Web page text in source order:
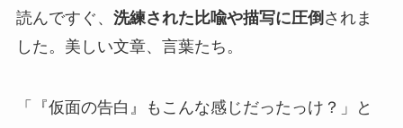
読んですぐ、 洗練された比喩や描写に圧倒 されま
した。美しい文章、言葉たち。
「『仮面の告白』もこんな感じだったっけ？」と